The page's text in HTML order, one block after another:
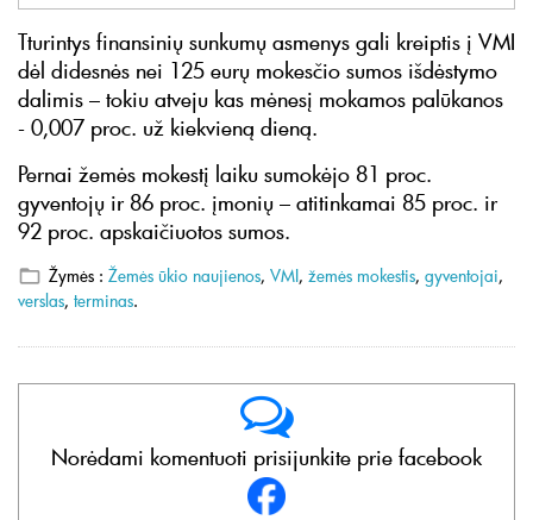
Tturintys finansinių sunkumų asmenys gali kreiptis į VMI
dėl didesnės nei 125 eurų mokesčio sumos išdėstymo
dalimis – tokiu atveju kas mėnesį mokamos palūkanos
- 0,007 proc. už kiekvieną dieną.
Pernai žemės mokestį laiku sumokėjo 81 proc.
gyventojų ir 86 proc. įmonių – atitinkamai 85 proc. ir
92 proc. apskaičiuotos sumos.
Žymės : Žemės ūkio naujienos, VMI, žemės mokestis, gyventojai,
verslas, terminas.
Norėdami komentuoti prisijunkite prie facebook